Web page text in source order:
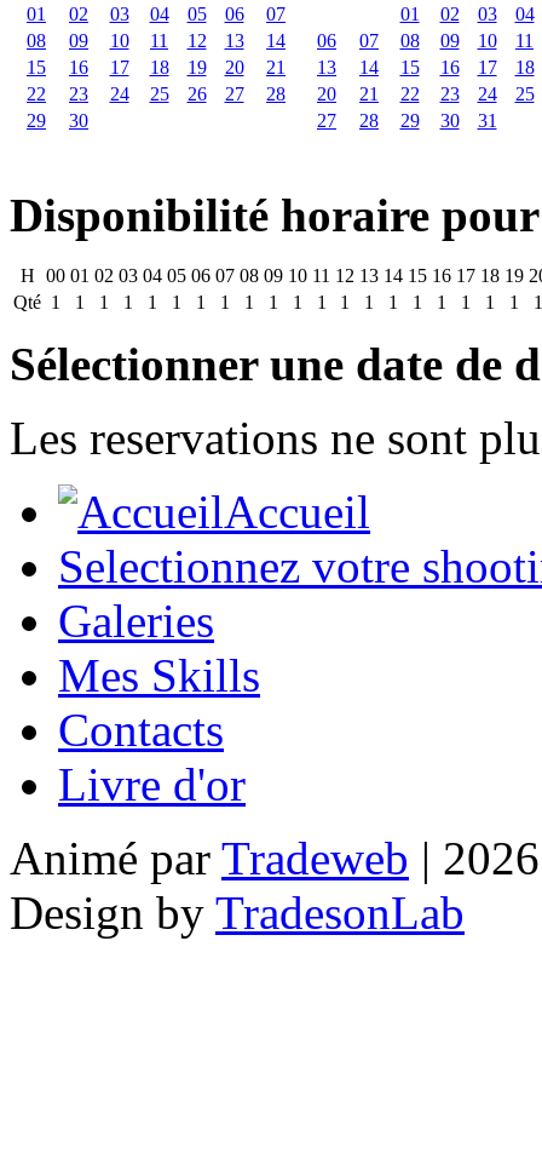
01
02 03 04 05 06
07
08
09 10 11 12 13
14
15
16 17 18 19 20
21
22
23 24 25 26 27
28
29
30
01
02 03
04
06
07 08 09 10
11
13
14 15 16 17
18
20
21 22 23 24
25
27
28 29 30 31
Disponibilité horaire
H 00 01 02 03 04 05 06 07 08 09 10 11 12 13 14 15 16 17 18 19
Qté 1 1 1 1 1 1 1 1 1 1 1 1 1 1 1 1 1 1 1 1 1
Sélectionner une date de
Les reservations ne sont
Accueil
Selectionnez votre
Galeries
Mes Skills
Contacts
Livre d'or
Animé par Tradeweb |
Design by TradesonLab